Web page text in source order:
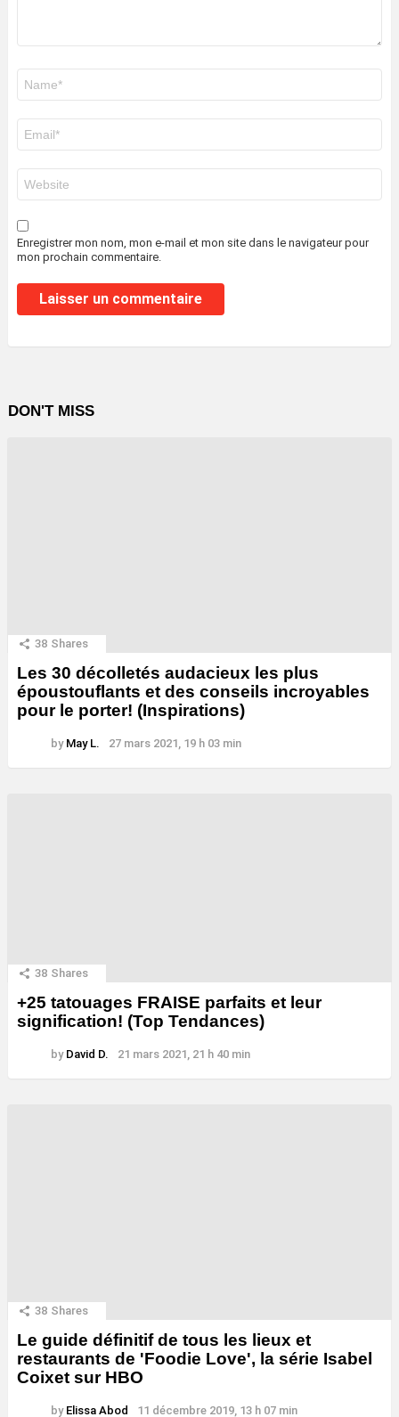
mail
*
web
Enregistrer mon nom, mon e-mail et mon site dans le navigateur pour
mon prochain commentaire.
DON'T MISS
38 Shares
Les 30 décolletés audacieux les plus
époustouflants et des conseils incroyables
pour le porter! (Inspirations)
by May L. 27 mars 2021, 19 h 03 min
38 Shares
+25 tatouages ​​FRAISE parfaits et leur
signification! (Top Tendances)
by David D. 21 mars 2021, 21 h 40 min
38 Shares
Le guide définitif de tous les lieux et
restaurants de 'Foodie Love', la série Isabel
Coixet sur HBO
by Elissa Abod 11 décembre 2019, 13 h 07 min